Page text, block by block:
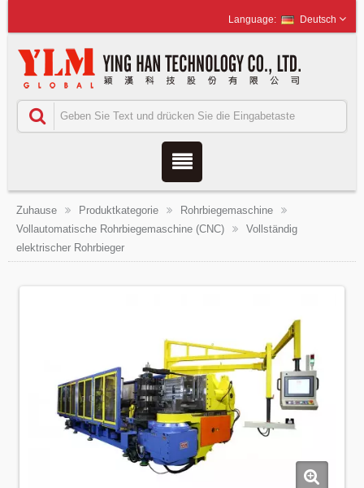
Deutsch
Zuhause Produktkategorie
Rohrbiegemaschine
Vollautomatische Rohrbiegemaschine (CNC)
Vollständig
elektrischer Rohrbieger